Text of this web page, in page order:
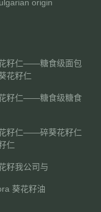
origin​
籽仁——糖食级面包
花籽仁
籽仁——糖食级糖食
籽仁——碎葵花籽仁
仁
籽我公司与
葵花籽油